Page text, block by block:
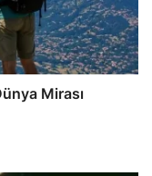
Mirası